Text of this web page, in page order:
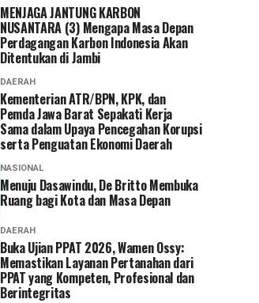
MENJAGA JANTUNG KARBON
NUSANTARA (3) Mengapa Masa Depan
Perdagangan Karbon Indonesia Akan
Ditentukan di Jambi
DAERAH
Kementerian ATR/BPN, KPK, dan
Pemda Jawa Barat Sepakati Kerja
Sama dalam Upaya Pencegahan Korupsi
serta Penguatan Ekonomi Daerah
NASIONAL
Menuju Dasawindu, De Britto Membuka
Ruang bagi Kota dan Masa Depan
DAERAH
Buka Ujian PPAT 2026, Wamen Ossy:
Memastikan Layanan Pertanahan dari
PPAT yang Kompeten, Profesional dan
Berintegritas